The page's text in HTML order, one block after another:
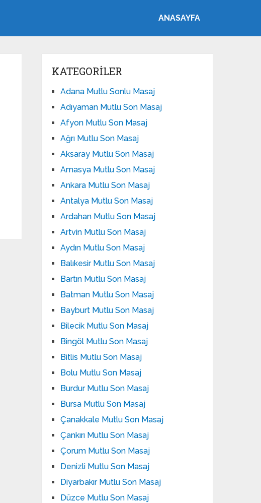
ANASAYFA
KATEGORILER
Adana Mutlu Sonlu Masaj
Adıyaman Mutlu Son Masaj
Afyon Mutlu Son Masaj
Ağrı Mutlu Son Masaj
Aksaray Mutlu Son Masaj
Amasya Mutlu Son Masaj
Ankara Mutlu Son Masaj
Antalya Mutlu Son Masaj
Ardahan Mutlu Son Masaj
Artvin Mutlu Son Masaj
Aydın Mutlu Son Masaj
Balıkesir Mutlu Son Masaj
Bartın Mutlu Son Masaj
Batman Mutlu Son Masaj
Bayburt Mutlu Son Masaj
Bilecik Mutlu Son Masaj
Bingöl Mutlu Son Masaj
Bitlis Mutlu Son Masaj
Bolu Mutlu Son Masaj
Burdur Mutlu Son Masaj
Bursa Mutlu Son Masaj
Çanakkale Mutlu Son Masaj
Çankırı Mutlu Son Masaj
Çorum Mutlu Son Masaj
Denizli Mutlu Son Masaj
Diyarbakır Mutlu Son Masaj
Düzce Mutlu Son Masaj